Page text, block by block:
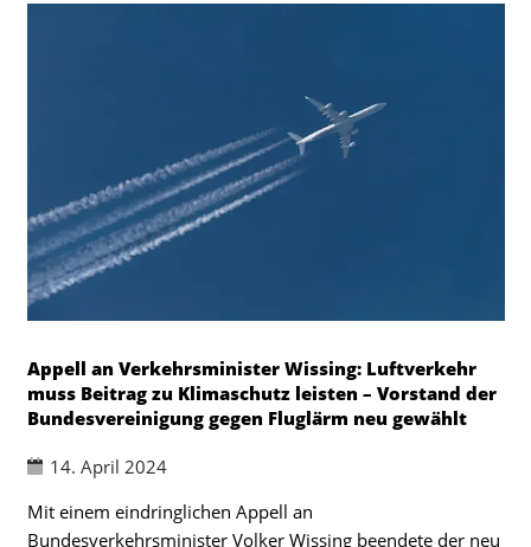
Appell an Verkehrsminister Wissing: Luftverkehr
muss Beitrag zu Klimaschutz leisten – Vorstand der
Bundesvereinigung gegen Fluglärm neu gewählt
14. April 2024
Mit einem eindringlichen Appell an
Bundesverkehrsminister Volker Wissing beendete der neu